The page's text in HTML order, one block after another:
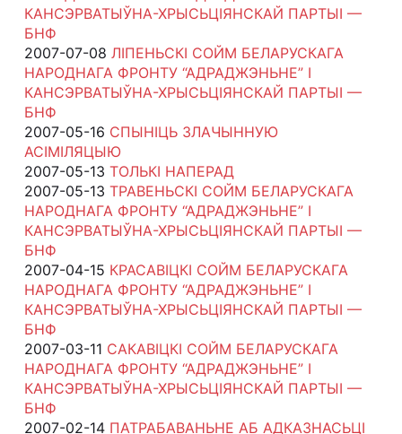
КАНСЭРВАТЫЎНА-ХРЫСЬЦІЯНСКАЙ ПАРТЫІ —
БНФ
2007-07-08 ЛІПЕНЬСКІ СОЙМ БЕЛАРУСКАГА
НАРОДНАГА ФРОНТУ “АДРАДЖЭНЬНЕ” І
КАНСЭРВАТЫЎНА-ХРЫСЬЦІЯНСКАЙ ПАРТЫІ —
БНФ
2007-05-16 СПЫНІЦЬ ЗЛАЧЫННУЮ
АСІМІЛЯЦЫЮ
2007-05-13 ТОЛЬКІ НАПЕРАД
2007-05-13 ТРАВЕНЬСКІ СОЙМ БЕЛАРУСКАГА
НАРОДНАГА ФРОНТУ “АДРАДЖЭНЬНЕ” І
КАНСЭРВАТЫЎНА-ХРЫСЬЦІЯНСКАЙ ПАРТЫІ —
БНФ
2007-04-15 КРАСАВІЦКІ СОЙМ БЕЛАРУСКАГА
НАРОДНАГА ФРОНТУ “АДРАДЖЭНЬНЕ” І
КАНСЭРВАТЫЎНА-ХРЫСЬЦІЯНСКАЙ ПАРТЫІ —
БНФ
2007-03-11 САКАВІЦКІ СОЙМ БЕЛАРУСКАГА
НАРОДНАГА ФРОНТУ “АДРАДЖЭНЬНЕ” І
КАНСЭРВАТЫЎНА-ХРЫСЬЦІЯНСКАЙ ПАРТЫІ —
БНФ
2007-02-14 ПАТРАБАВАНЬНЕ АБ АДКАЗНАСЬЦІ